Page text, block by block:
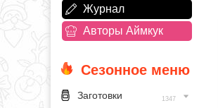
Журнал
Авторы Аймкук
Сезонное меню
Заготовки 1347